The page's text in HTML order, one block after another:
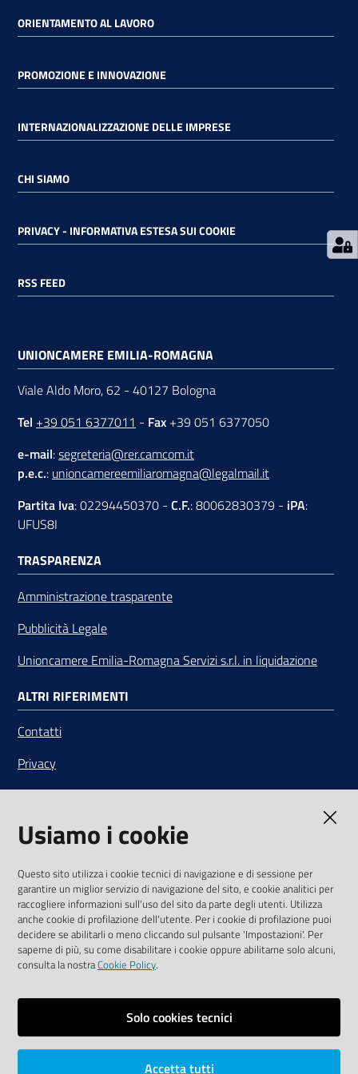
RSS
su
ORIENTAMENTO AL LAVORO
PROMOZIONE E INNOVAZIONE
INTERNAZIONALIZZAZIONE DELLE IMPRESE
CHI SIAMO
PRIVACY - INFORMATIVA ESTESA SUI COOKIE
RSS FEED
UNIONCAMERE EMILIA-ROMAGNA
Viale Aldo Moro, 62 - 40127 Bologna
Tel +39 051 6377011 - Fax +39 051 6377050
e-mail:segreteria@rer.camcom.it
p.e.c.: unioncamereemiliaromagna@legalmail.it
Partita Iva: 02294450370 - C.F.: 80062830379 - iPA:
UFUS8I
TRASPARENZA
Amministrazione trasparente
Pubblicità Legale
Unioncamere Emilia-Romagna Servizi s.r.l. in liquidazione
ALTRI RIFERIMENTI
Contatti
Privacy
Note legali
Media Policy
SEGUICI SU
YoutubeTwitterLinkedinFacebookInstagram
Vai alla pagina
Area riservata
Usiamo i cookie
Questo sito utilizza i cookie tecnici di navigazione e di sessione per
garantire un miglior servizio di navigazione del sito, e cookie analitici per
raccogliere informazioni sull'uso del sito da parte degli utenti. Utilizza
anche cookie di profilazione dell'utente. Per i cookie di profilazione puoi
decidere se abilitarli o meno cliccando sul pulsante 'Impostazioni'. Per
saperne di più, su come disabilitare i cookie oppure abilitarne solo alcuni,
consulta la nostraCookie Policy.
Solo cookies tecnici
Accetta tutti